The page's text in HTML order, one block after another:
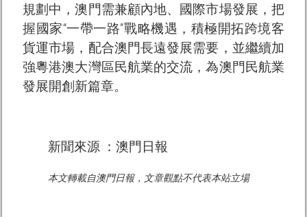
規劃中，澳門需兼顧內地、國際市場發展，把
握國家“一帶一路”戰略機遇，積極開拓跨境客
貨運市場，配合澳門長遠發展需要，並繼續加
強粵港澳大灣區民航業的交流，為澳門民航業
發展開創新篇章。
新聞來源 ：澳門日報
本文轉載自澳門日報，文章觀點不代表本站立場